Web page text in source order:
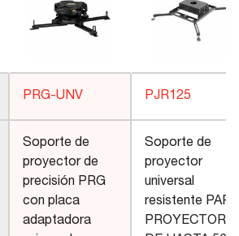
PRG-UNV PJR125
Soporte de
proyector de
precisión PRG
con placa
adaptadora
Soporte de
proyector
universal
resistente PARA